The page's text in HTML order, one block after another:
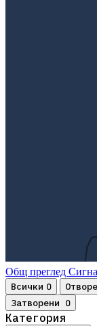
Общ преглед
Всички 0
Затворени 0
Категория